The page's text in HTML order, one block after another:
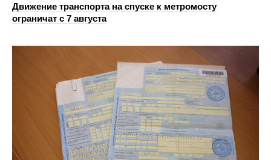
Движение транспорта на спуске к метромосту
ограничат с 7 августа